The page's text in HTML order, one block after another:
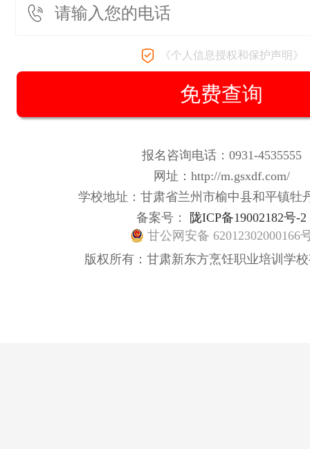
《个人信息授权和保护声明》
报名咨询电话：0931-4535555
网址：http://m.gsxdf.com/
学校地址：甘肃省兰州市榆中县和平镇牡
备案号：
陇ICP备19002182号-2
甘公网安备 62012302000166
版权所有：甘肃新东方烹饪职业培训学